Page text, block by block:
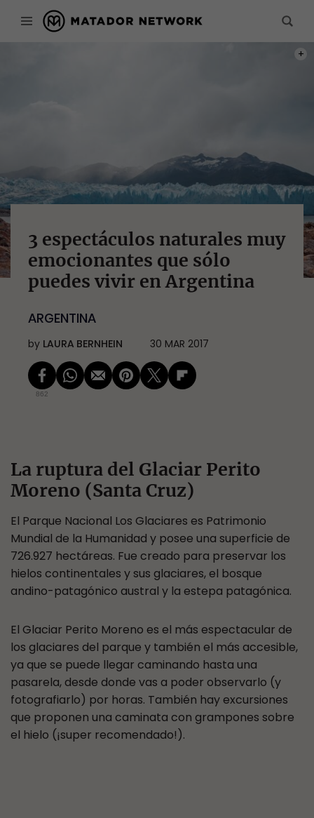
3 espectáculos naturales muy
emocionantes que sólo
puedes vivir en Argentina
ARGENTINA
by LAURA BERNHEIN 30 MAR 2017
862
La ruptura del Glaciar Perito
Moreno (Santa Cruz)
El Parque Nacional Los Glaciares es Patrimonio
Mundial de la Humanidad y posee una superficie de
726.927 hectáreas. Fue creado para preservar los
hielos continentales y sus glaciares, el bosque
andino-patagónico austral y la estepa patagónica.
El Glaciar Perito Moreno es el más espectacular de
los glaciares del parque y también el más accesible,
ya que se puede llegar caminando hasta una
pasarela, desde donde vas a poder observarlo (y
fotografiarlo) por horas. También hay excursiones
que proponen una caminata con grampones sobre
el hielo (¡super recomendado!).